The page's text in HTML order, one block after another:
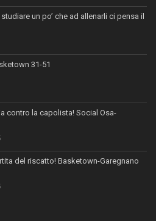
un po’ che ad allenarli ci pensa il
31-51
contro la capolista! Social Osa-
del riscatto! Basketown-Garegnano